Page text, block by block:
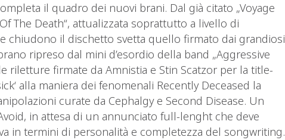
il quadro dei nuovi brani. Dal già citato „Voyage
The Death“, attualizzata soprattutto a livello di
chiudono il dischetto svetta quello firmato dai grandiosi
ripreso dal mini d’esordio della band „Aggressive
riletture firmate da Amnistia e Stin Scatzor per la title-
alla maniera dei fenomenali Recently Deceased la
curate da Cephalgy e Second Disease. Un
in attesa di un annunciato full-lenght che deve
in termini di personalità e completezza del songwriting.